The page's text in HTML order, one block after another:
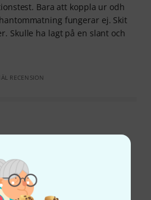
Bara att koppla ur odh
fungerar ej. Skit
Skulle ha lagt på en slant och
RECENSION